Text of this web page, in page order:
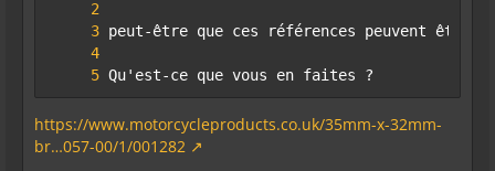
Qu'est-ce que vous en faites ?
https://www.motorcycleproducts.co.uk/35mm-x-32mm-
br…057-00/1/001282